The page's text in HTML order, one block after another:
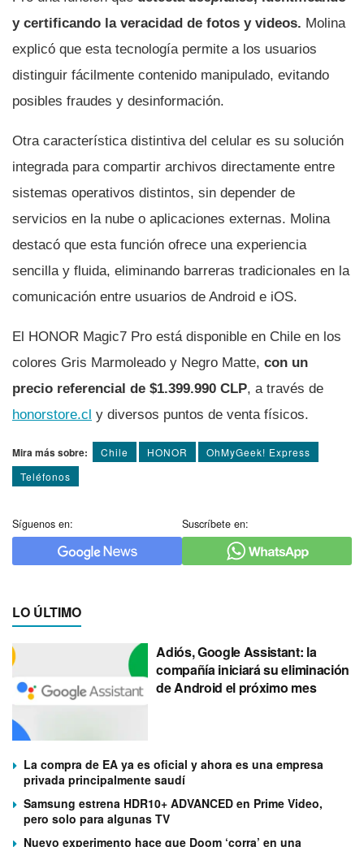
y certificando la veracidad de fotos y videos. Molina
explicó que esta tecnología permite a los usuarios
distinguir fácilmente contenido manipulado, evitando
posibles fraudes y desinformación.
Otra característica distintiva del celular es su solución
integrada para compartir archivos directamente entre
sistemas operativos distintos, sin depender de
servicios en la nube o aplicaciones externas. Molina
destacó que esta función ofrece una experiencia
sencilla y fluida, eliminando barreras tradicionales en la
comunicación entre usuarios de Android e iOS.
El HONOR Magic7 Pro está disponible en Chile en los
colores Gris Marmoleado y Negro Matte, con un
precio referencial de $1.399.990 CLP, a través de
honorstore.cl y diversos puntos de venta físicos.
Mira más sobre: Chile HONOR
OhMyGeek! Express
Teléfonos
Síguenos en: Suscríbete en:
LO ÚLTIMO
Adiós, Google Assistant: la
compañía iniciará su eliminación
de Android el próximo mes
La compra de EA ya es oficial y ahora es una empresa
privada principalmente saudí
Samsung estrena HDR10+ ADVANCED en Prime Video,
pero solo para algunas TV
Nuevo experimento hace que Doom ‘corra’ en una